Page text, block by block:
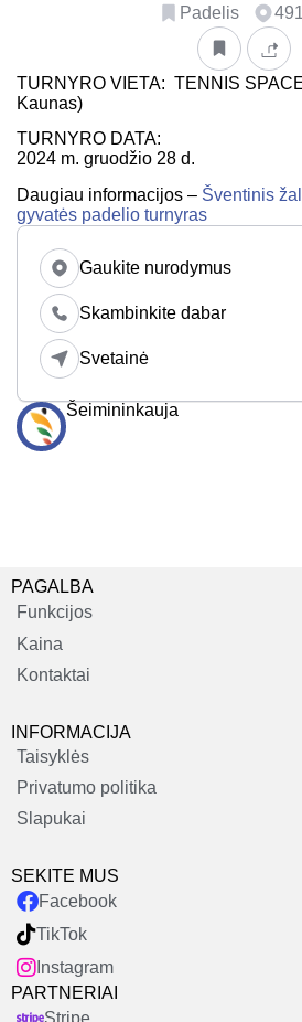
Padelis
TURNYRO VIETA: TENNIS
Kaunas)
TURNYRO DATA:
2024 m. gruodžio 28 d.
Daugiau informacijos – Šventinis
gyvatės padelio turnyras
Gaukite nurodymus
Skambinkite dabar
Svetainė
Šeimininkauja
PAGALBA
Funkcijos
Kaina
Kontaktai
INFORMACIJA
Taisyklės
Privatumo politika
Slapukai
SEKITE MUS
Facebook
TikTok
Instagram
PARTNERIAI
Stripe